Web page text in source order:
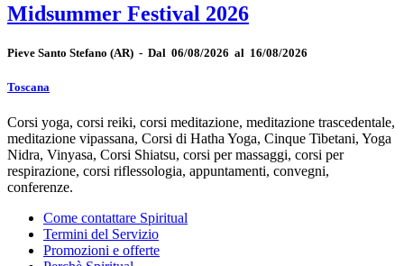
Midsummer Festival 2026
Pieve Santo Stefano (AR) - Dal 06/08/2026 al 16/08/2026
Toscana
Corsi yoga, corsi reiki, corsi meditazione, meditazione trascedentale,
meditazione vipassana, Corsi di Hatha Yoga, Cinque Tibetani, Yoga
Nidra, Vinyasa, Corsi Shiatsu, corsi per massaggi, corsi per
respirazione, corsi riflessologia, appuntamenti, convegni,
conferenze.
Come contattare Spiritual
Termini del Servizio
Promozioni e offerte